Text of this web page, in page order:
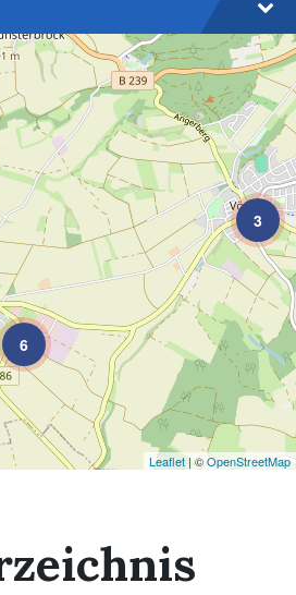
3
6
Leaflet | ©OpenStreetMap